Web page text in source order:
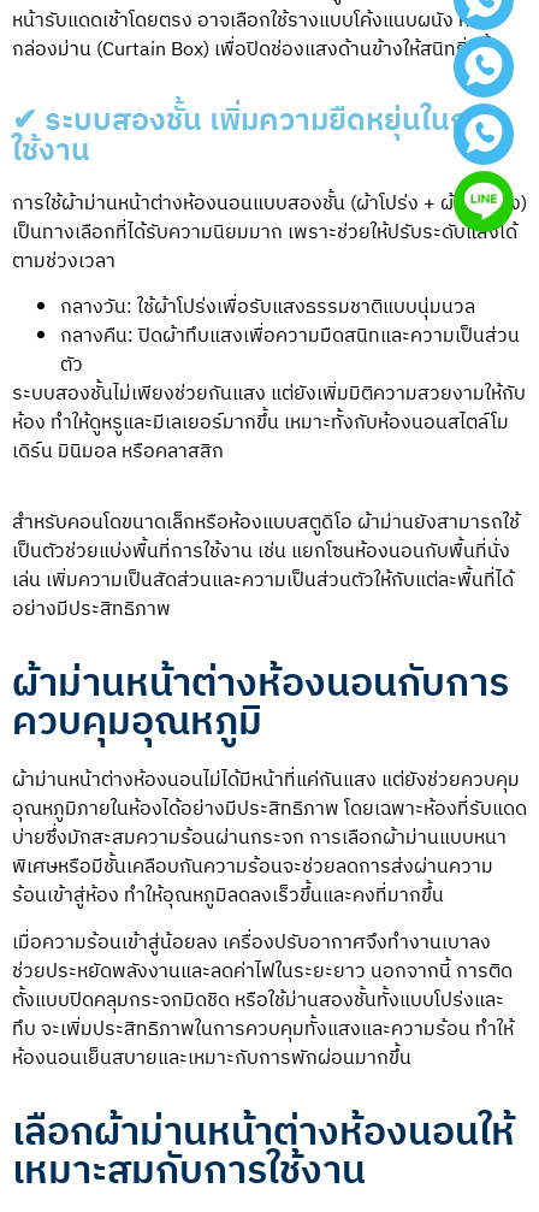
หน้ารับแดดเช้าโดยตรง อาจเลือกใช้รางแบบโค้งแนบผนัง หรือ
กล่องม่าน (Curtain Box) เพื่อปิดช่องแสงด้านข้างให้สนิทยิ่งขึ้น
✔ ระบบสองชั้น เพิ่มความยืดหยุ่นในการ
ใช้งาน
การใช้ผ้าม่านหน้าต่างห้องนอนแบบสองชั้น (ผ้าโปร่ง + ผ้าทึบแสง)
เป็นทางเลือกที่ได้รับความนิยมมาก เพราะช่วยให้ปรับระดับแสงได้
ตามช่วงเวลา
กลางวัน: ใช้ผ้าโปร่งเพื่อรับแสงธรรมชาติแบบนุ่มนวล
กลางคืน: ปิดผ้าทึบแสงเพื่อความมืดสนิทและความเป็นส่วน
ตัว
ระบบสองชั้นไม่เพียงช่วยกันแสง แต่ยังเพิ่มมิติความสวยงามให้กับ
ห้อง ทำให้ดูหรูและมีเลเยอร์มากขึ้น เหมาะทั้งกับห้องนอนสไตล์โม
เดิร์น มินิมอล หรือคลาสสิก
สำหรับคอนโดขนาดเล็กหรือห้องแบบสตูดิโอ ผ้าม่านยังสามารถใช้
เป็นตัวช่วยแบ่งพื้นที่การใช้งาน เช่น แยกโซนห้องนอนกับพื้นที่นั่ง
เล่น เพิ่มความเป็นสัดส่วนและความเป็นส่วนตัวให้กับแต่ละพื้นที่ได้
อย่างมีประสิทธิภาพ
ผ้าม่านหน้าต่างห้องนอนกับการ
ควบคุมอุณหภูมิ
ผ้าม่านหน้าต่างห้องนอนไม่ได้มีหน้าที่แค่กันแสง แต่ยังช่วยควบคุม
อุณหภูมิภายในห้องได้อย่างมีประสิทธิภาพ โดยเฉพาะห้องที่รับแดด
บ่ายซึ่งมักสะสมความร้อนผ่านกระจก การเลือกผ้าม่านแบบหนา
พิเศษหรือมีชั้นเคลือบกันความร้อนจะช่วยลดการส่งผ่านความ
ร้อนเข้าสู่ห้อง ทำให้อุณหภูมิลดลงเร็วขึ้นและคงที่มากขึ้น
เมื่อความร้อนเข้าสู่น้อยลง เครื่องปรับอากาศจึงทำงานเบาลง
ช่วยประหยัดพลังงานและลดค่าไฟในระยะยาว นอกจากนี้ การติด
ตั้งแบบปิดคลุมกระจกมิดชิด หรือใช้ม่านสองชั้นทั้งแบบโปร่งและ
ทึบ จะเพิ่มประสิทธิภาพในการควบคุมทั้งแสงและความร้อน ทำให้
ห้องนอนเย็นสบายและเหมาะกับการพักผ่อนมากขึ้น
เลือกผ้าม่านหน้าต่างห้องนอนให้
เหมาะสมกับการใช้งาน